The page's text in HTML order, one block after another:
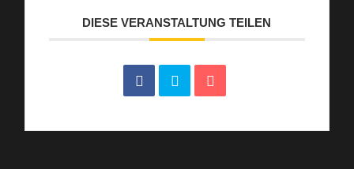
DIESE VERANSTALTUNG TEILEN